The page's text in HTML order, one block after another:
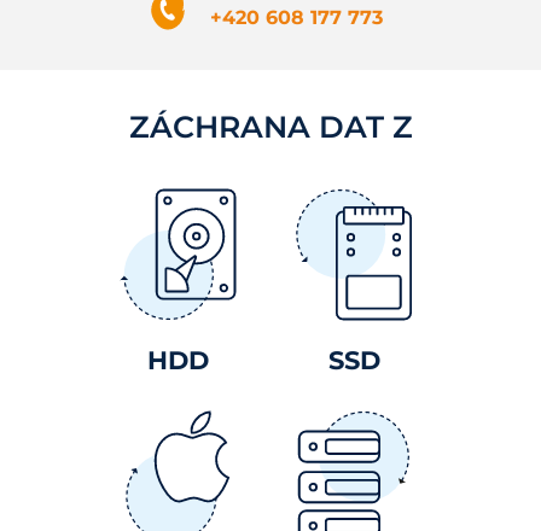
+420 608 177 773
ZÁCHRANA DAT Z
HDD SSD